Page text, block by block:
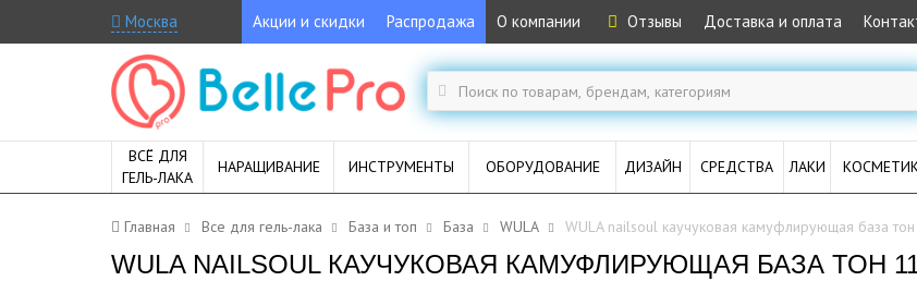
Москва Акции и скидки Распродажа О компании Отзывы Доставка и оплата
ВСЁ ДЛЯ
ГЕЛЬ-ЛАКА
НАРАЩИВАНИЕ ИНСТРУМЕНТЫ ОБОРУДОВАНИЕ ДИЗАЙН СРЕДСТВА ЛАКИ
Главная Все для гель-лака База и топ База WULA WULA nailsoul каучуковая камуфлирующая база
WULA NAILSOUL КАУЧУКОВАЯ КАМУФЛИРУЮЩАЯ БАЗА ТОН